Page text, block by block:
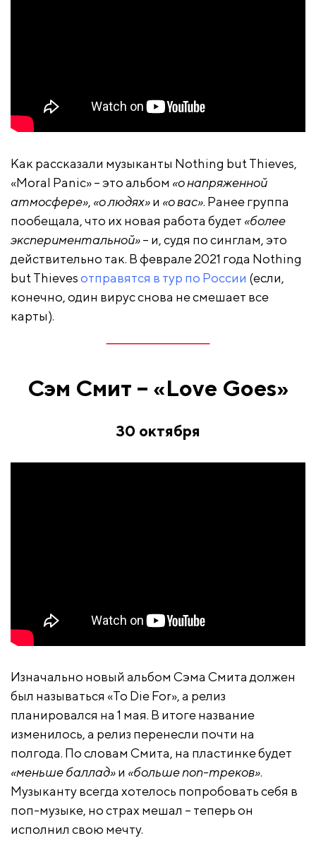
Как рассказали музыканты Nothing but Thieves,
«Moral Panic» – это альбом «о напряженной
атмосфере», «о людях»и «о вас». Ранее группа
пообещала, что их новая работа будет «более
экспериментальной»– и, судя по синглам, это
действительно так. В феврале 2021 года Nothing
but Thievesотправятся в тур по России (если,
конечно, один вирус снова не смешает все
карты).
Сэм Смит – «Love Goes»
30 октября
Изначально новый альбом Сэма Смита должен
был называться «To Die For», а релиз
планировался на 1 мая. В итоге название
изменилось, а релиз перенесли почти на
полгода. По словам Смита, на пластинке будет
«меньше баллад»и «больше поп-треков».
Музыканту всегда хотелось попробовать себя в
поп-музыке, но страх мешал – теперь он
исполнил свою мечту.